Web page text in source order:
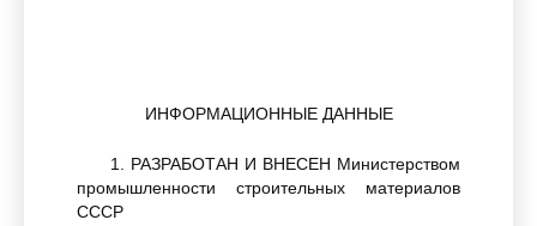
ИНФОРМАЦИОННЫЕ ДАННЫЕ
1. РАЗРАБОТАН И ВНЕСЕН Министерством
промышленности строительных материалов
СССР